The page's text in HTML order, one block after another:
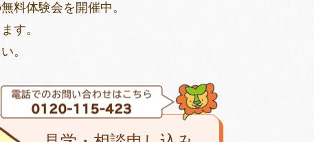
料体験会を開催中。
す。
。